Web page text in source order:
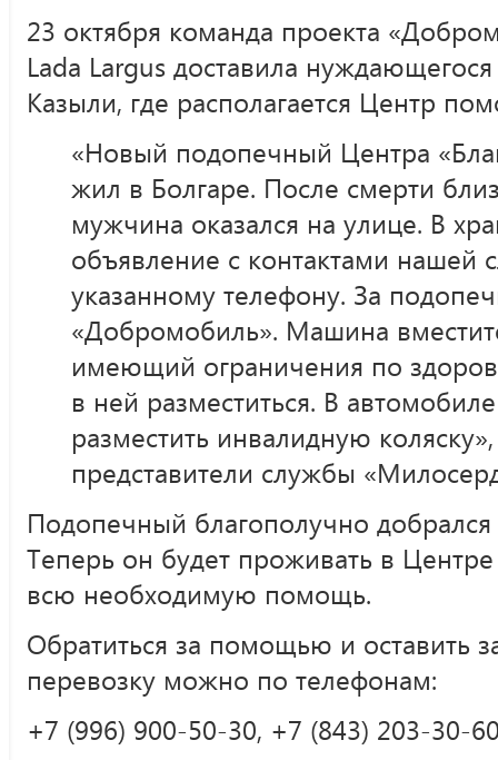
23 октября команда проекта
Lada Largus доставила
Казыли, где располагается Центр
«Новый подопечный Центра
жил в Болгаре. После смерти
мужчина оказался на улице. В
объявление с контактами нашей
указанному телефону. За
«Добромобиль». Машина
имеющий ограничения по
в ней разместиться. В
разместить инвалидную
представители службы
Подопечный благополучно
Теперь он будет проживать в
всю необходимую помощь.
Обратиться за помощью и оставить
перевозку можно по телефонам:
+7 (996) 900-50-30, +7 (843) 203-30-